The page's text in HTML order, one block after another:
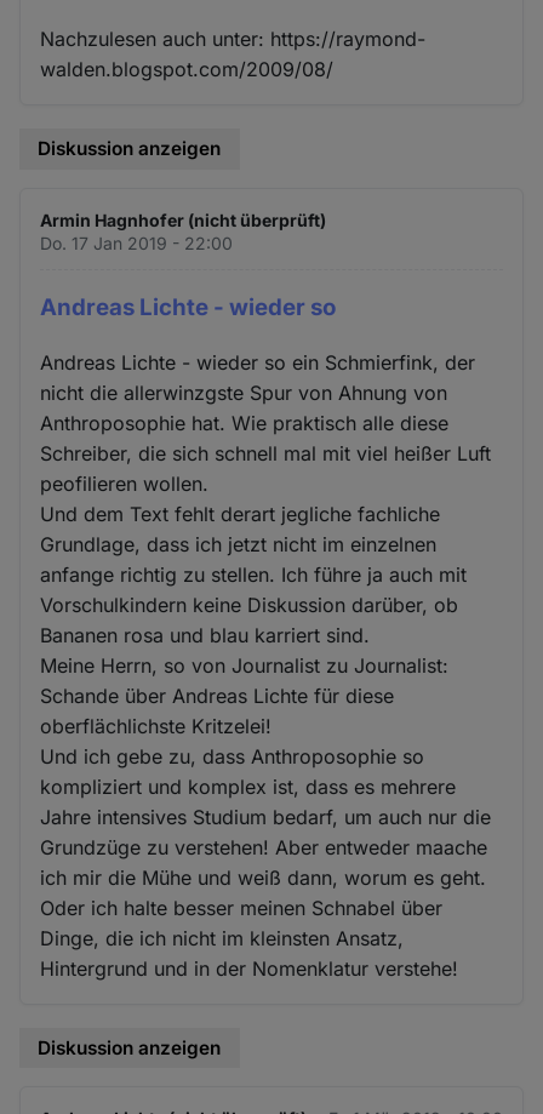
Nachzulesen auch unter: https://raymond-
walden.blogspot.com/2009/08/
Diskussion anzeigen
Armin Hagnhofer (nicht überprüft)
Do. 17 Jan 2019 - 22:00
Andreas Lichte - wieder so
Andreas Lichte - wieder so ein Schmierfink, der
nicht die allerwinzgste Spur von Ahnung von
Anthroposophie hat. Wie praktisch alle diese
Schreiber, die sich schnell mal mit viel heißer Luft
peofilieren wollen.
Und dem Text fehlt derart jegliche fachliche
Grundlage, dass ich jetzt nicht im einzelnen
anfange richtig zu stellen. Ich führe ja auch mit
Vorschulkindern keine Diskussion darüber, ob
Bananen rosa und blau karriert sind.
Meine Herrn, so von Journalist zu Journalist:
Schande über Andreas Lichte für diese
oberflächlichste Kritzelei!
Und ich gebe zu, dass Anthroposophie so
kompliziert und komplex ist, dass es mehrere
Jahre intensives Studium bedarf, um auch nur die
Grundzüge zu verstehen! Aber entweder maache
ich mir die Mühe und weiß dann, worum es geht.
Oder ich halte besser meinen Schnabel über
Dinge, die ich nicht im kleinsten Ansatz,
Hintergrund und in der Nomenklatur verstehe!
Diskussion anzeigen